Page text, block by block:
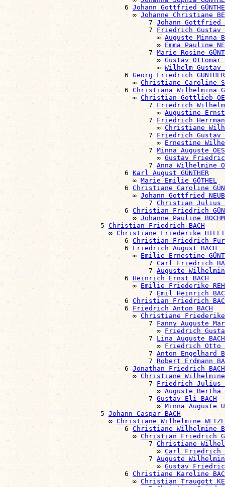
                              6
Johann Gottfried
                                ∞
Johanne Christiane
                                    7
Johann Gottfried
                                    7
Friedrich Gustav
                                      ∞
Auguste Minna
                                      ∞
Emma Pauline
                                    7
Marie Rosine
                                      ∞
Gustav Ottomar
                                      ∞
Wilhelm Gustav
                              6
Georg Friedrich GÜNTHER
                                ∞
Christiane Caroline
                              6
Christiana Wilhelmina
                                ∞
Christian Gottlieb
                                    7
Friedrich Wilhelm
                                      ∞
Augustine
                                    7
Friedrich
                                      ∞
Christiane
                                    7
Friedrich Gustav
                                      ∞
Ernestine
                                    7
Minna Auguste
                                      ∞
Gustav Friedrich
                                    7
Anna Wilhelmine
                              6
Karl August GÜNTHER
                                ∞
Marie Emilie GÖTHEL
                              6
Christiane Caroline
                                ∞
Johann Gottfried
                                    7
Christian Julius
                              6
Christian Friedrich
                                ∞
Johanne Pauline
                        5
Christian Friedrich BACH
                          ∞
Christiane Friederike
                              6
Christian Friedrich
                              6
Friedrich August BACH
                                ∞
Emilie Ernestine
                                    7
Carl Friedrich
                                    7
Auguste
                              6
Heinrich Ernst BACH
                                ∞
Emilie Friederike
                                    7
Emil Heinrich
                              6
Christian Friedrich
                              6
Friedrich Anton BACH
                                ∞
Christiane Friederike
                                    7
Fanny Auguste
                                      ∞
Friedrich Gustav
                                    7
Lina Auguste BACH
                                      ∞
Friedrich Otto
                                    7
Anton Engelhard
                                    7
Robert Erdmann
                              6
Jonathan Friedrich BACH
                                ∞
Christiane Wilhelmine
                                    7
Friedrich Julius
                                      ∞
Auguste Bertha
                                    7
Gustav Eli BACH
                                      ∞
Minna Auguste
                        5
Johann Caspar BACH
                          ∞
Christiane Wilhelmine
                              6
Christiane Wilhelmine
                                ∞
Christian Friedrich
                                    7
Christiane
                                      ∞
Carl Friedrich
                                    7
Auguste Wilhelmine
                                      ∞
Gustav
                              6
Christiane Karoline
                                ∞
Christian Traugott